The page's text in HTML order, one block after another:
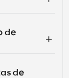
de
de